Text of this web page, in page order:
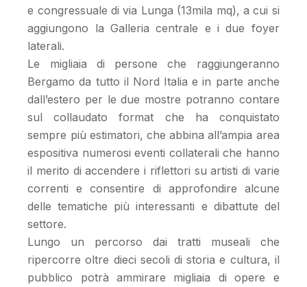
e congressuale di via Lunga (13mila mq), a cui si
aggiungono la Galleria centrale e i due foyer
laterali.
Le migliaia di persone che raggiungeranno
Bergamo da tutto il Nord Italia e in parte anche
dall’estero per le due mostre potranno contare
sul collaudato format che ha conquistato
sempre più estimatori, che abbina all’ampia area
espositiva numerosi eventi collaterali che hanno
il merito di accendere i riflettori su artisti di varie
correnti e consentire di approfondire alcune
delle tematiche più interessanti e dibattute del
settore.
Lungo un percorso dai tratti museali che
ripercorre oltre dieci secoli di storia e cultura, il
pubblico potrà ammirare migliaia di opere e